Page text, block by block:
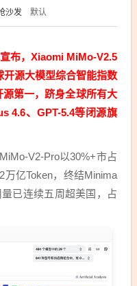
沙发 默认
布，Xiaomi MiMo-V2.5
源大模型综合智能指数
第一，跻身全球所有大
4.6、GPT-5.4等闭源旗
V2-Pro以30%+市占
亿Token，终结Minima
已连续五周超美国，占